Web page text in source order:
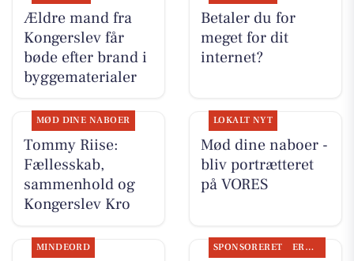
Ældre mand fra
Kongerslev får
bøde efter brand i
byggematerialer
Betaler du for
meget for dit
internet?
MØD DINE NABOER
Tommy Riise:
Fællesskab,
sammenhold og
Kongerslev Kro
LOKALT NYT
Mød dine naboer -
bliv portrætteret
på VORES
MINDEORD SPONSORERET ERHVERV